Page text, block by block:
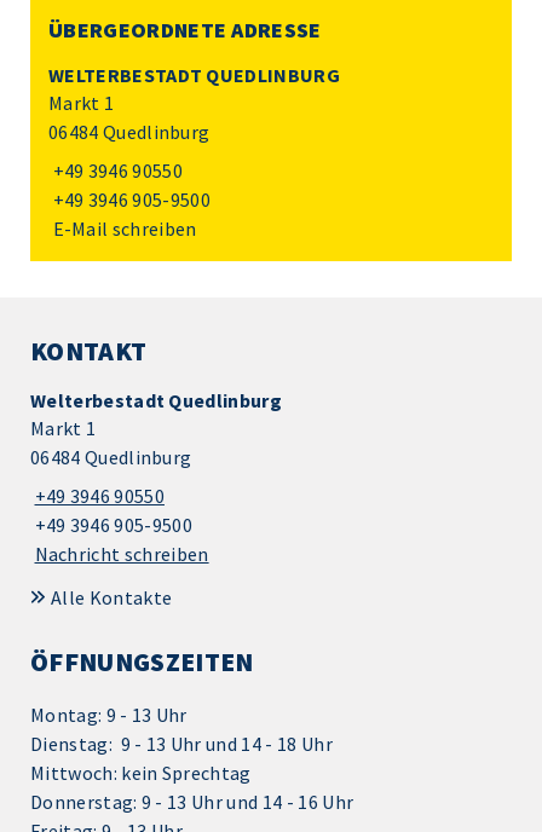
ÜBERGEORDNETE ADRESSE
WELTERBESTADT QUEDLINBURG
Markt 1
06484 Quedlinburg
+49 3946 90550
+49 3946 905-9500
E-Mail schreiben
KONTAKT
Welterbestadt Quedlinburg
Markt 1
06484 Quedlinburg
+49 3946 90550
+49 3946 905-9500
Nachricht schreiben
Alle Kontakte
ÖFFNUNGSZEITEN
Montag: 9 - 13 Uhr
Dienstag: 9 - 13 Uhr und 14 - 18 Uhr
Mittwoch: kein Sprechtag
Donnerstag: 9 - 13 Uhr und 14 - 16 Uhr